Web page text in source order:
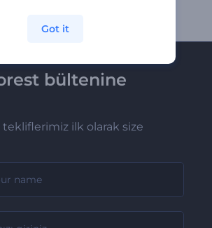
bültenine
tekliflerimiz ilk olarak size
Got it